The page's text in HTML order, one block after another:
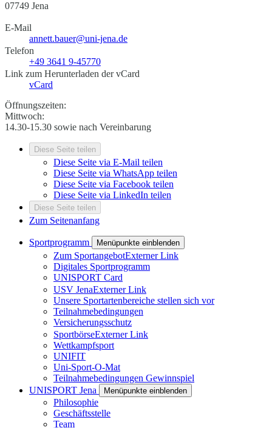
07749 Jena
E-Mail
annett.bauer@uni-jena.de
Telefon
+49 3641 9-45770
Link zum Herunterladen der vCard
vCard
Öffnungszeiten:
Mittwoch:
14.30-15.30 sowie nach Vereinbarung
Diese Seite teilen
Diese Seite via E-Mail teilen
Diese Seite via WhatsApp teilen
Diese Seite via Facebook teilen
Diese Seite via LinkedIn teilen
Diese Seite teilen
Zum Seitenanfang
Sportprogramm Menüpunkte einblenden
Zum SportangebotExterner Link
Digitales Sportprogramm
UNISPORT Card
USV JenaExterner Link
Unsere Sportartenbereiche stellen sich vor
Teilnahmebedingungen
Versicherungsschutz
SportbörseExterner Link
Wettkampfsport
UNIFIT
Uni-Sport-O-Mat
Teilnahmebedingungen Gewinnspiel
UNISPORT Jena
Menüpunkte einblenden
Philosophie
Geschäftsstelle
Team